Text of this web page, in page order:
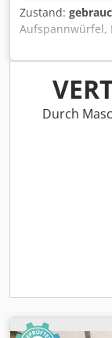
Zustand:
Aufspannwürfel,
Aufspannplatte
Aufspannfläche:
Zeichnung
365/305/H150
Durch